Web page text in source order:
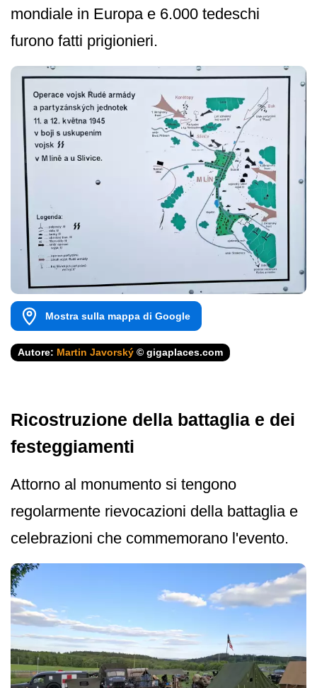
mondiale in Europa e 6.000 tedeschi
furono fatti prigionieri.
Mostra sulla mappa di Google
Autore: Martin Javorský © gigaplaces.com
Ricostruzione della battaglia e dei
festeggiamenti
Attorno al monumento si tengono
regolarmente rievocazioni della battaglia e
celebrazioni che commemorano l'evento.